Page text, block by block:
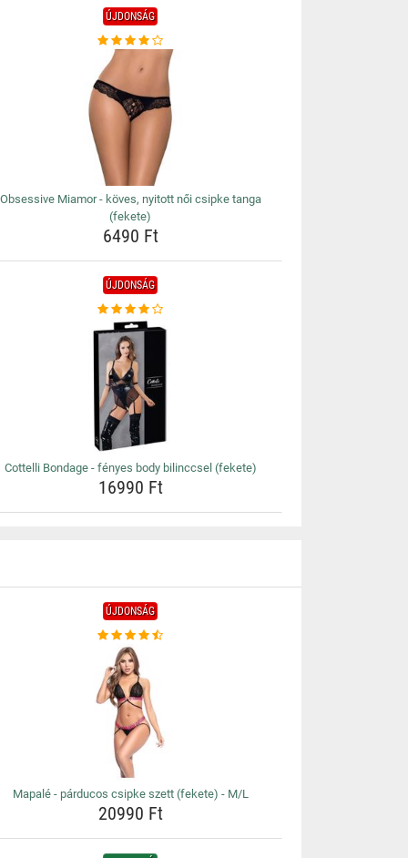
ÚJDONSÁG
Obsessive Miamor - köves, nyitott női csipke tanga
(fekete)
6490 Ft
ÚJDONSÁG
Cottelli Bondage - fényes body bilinccsel (fekete)
16990 Ft
ÚJDONSÁG
Mapalé - párducos csipke szett (fekete) - M/L
20990 Ft